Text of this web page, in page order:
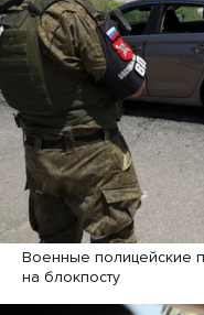
Военные полицейские
на блокпосту